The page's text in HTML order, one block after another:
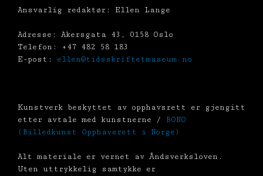
Ansvarlig redaktør: Ellen Lange
Adresse: Akersgata 43, 0158 Oslo
Telefon: +47 482 58 183
E-post: ellen@tidsskriftetmuseum.no
Kunstverk beskyttet av opphavsrett er gjengitt
etter avtale med kunstnerne / BONO
(Billedkunst Opphavsrett i Norge)
Alt materiale er vernet av Åndsverksloven.
Uten uttrykkelig samtykke er